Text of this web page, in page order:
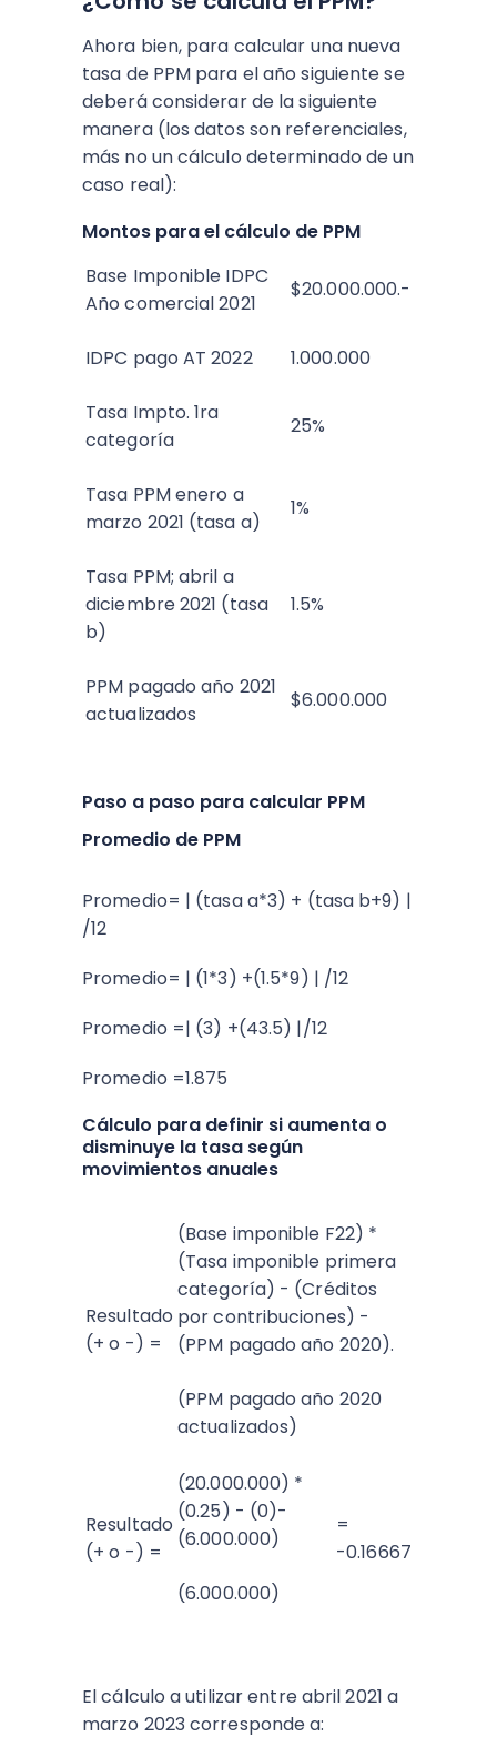
Ahora bien, para calcular una nueva
tasa de PPM para el año siguiente se
deberá considerar de la siguiente
manera (los datos son referenciales,
más no un cálculo determinado de un
caso real):
Montos para el cálculo de PPM
Base Imponible IDPC
Año comercial 2021
$20.000.000.-
IDPC pago AT 2022 1.000.000
Tasa Impto. 1ra
categoría
25%
Tasa PPM enero a
marzo 2021 (tasa a)
1%
Tasa PPM; abril a
diciembre 2021 (tasa
b)
1.5%
PPM pagado año 2021
actualizados
$6.000.000
Paso a paso para calcular PPM
Promedio de PPM
Promedio= | (tasa a*3) + (tasa b+9) |
/12
Promedio= | (1*3) +(1.5*9) | /12
Promedio =| (3) +(43.5) |/12
Promedio =1.875
Cálculo para definir si aumenta o
disminuye la tasa según
movimientos anuales
Resultado
(+ o -) =
(Base imponible F22) *
(Tasa imponible primera
categoría) - (Créditos
por contribuciones) -
(PPM pagado año 2020).
(PPM pagado año 2020
actualizados)
Resultado
(+ o -) =
(20.000.000) *
(0.25) - (0)-
(6.000.000)
=
-0.16667
(6.000.000)
El cálculo a utilizar entre abril 2021 a
marzo 2023 corresponde a: